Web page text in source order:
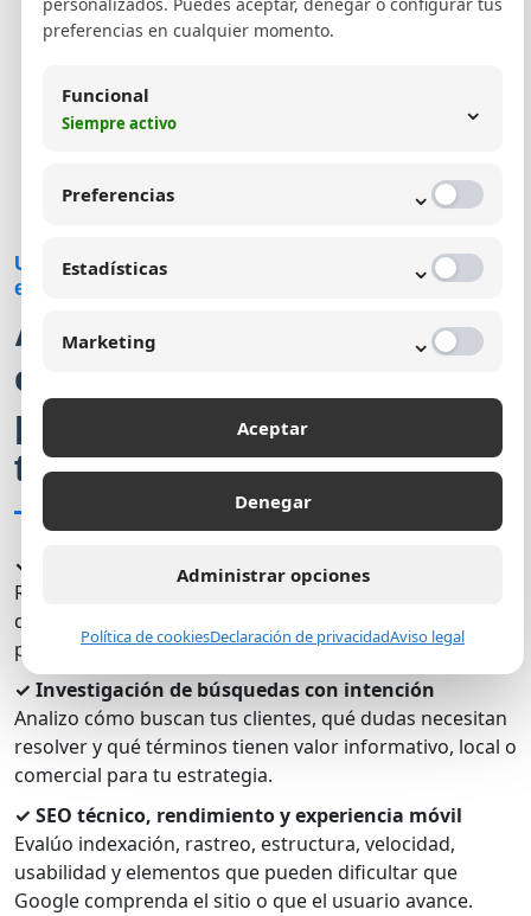
Cómo trabajo
Un proceso ordenado para convertir información
en crecimiento
Así desarrollo una
estrategia de
posicionamiento útil para
tu negocio
✓ Diagnóstico técnico y comercial
Reviso la salud del sitio y, al mismo tiempo, entiendo
qué vende tu empresa, quién toma la decisión y qué
páginas deberían generar oportunidades.
✓ Investigación de búsquedas con intención
Analizo cómo buscan tus clientes, qué dudas necesitan
resolver y qué términos tienen valor informativo, local o
comercial para tu estrategia.
✓ SEO técnico, rendimiento y experiencia móvil
Evalúo indexación, rastreo, estructura, velocidad,
usabilidad y elementos que pueden dificultar que
Google comprenda el sitio o que el usuario avance.
preferencias en cualquier momento.
Funcional
Siempre activo ⌄
Preferencias ⌄
Estadísticas ⌄
Marketing ⌄
Aceptar
Denegar
Administrar opciones
Política de cookiesDeclaración de privacidadAviso legal